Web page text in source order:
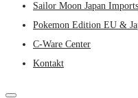
Sailor Moon Japan Imports
Pokemon Edition EU &
C-Ware Center
Kontakt